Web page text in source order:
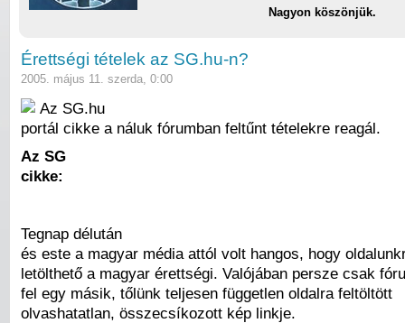
Nagyon köszönjük.
Érettségi tételek az SG.hu-n?
2005. május 11. szerda, 0:00
Az SG.hu
portál cikke a náluk fórumban feltűnt tételekre reagál.
Az SG
cikke:
Tegnap délután
és este a magyar média attól volt hangos, hogy
letölthető a magyar érettségi. Valójában persze csak
fel egy másik, tőlünk teljesen független oldalra feltöltött
olvashatatlan, összecsíkozott kép linkje.